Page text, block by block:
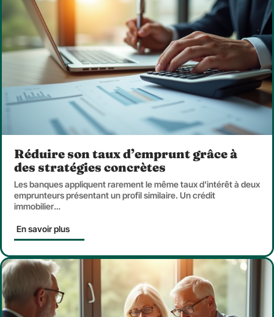
Réduire son taux d’emprunt grâce à
des stratégies concrètes
Les banques appliquent rarement le même taux d'intérêt à deux
emprunteurs présentant un profil similaire. Un crédit
immobilier…
En savoir plus